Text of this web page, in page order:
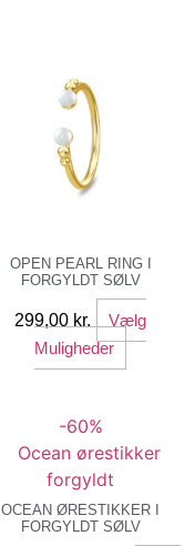
OPEN PEARL RING I
FORGYLDT SØLV
299,00 kr.
Vælg
Muligheder
Dette
kan
vælges
-60%
OCEAN ØRESTIKKER I
FORGYLDT SØLV